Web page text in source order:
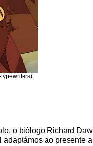
).
o biólogo Richard
ao presente